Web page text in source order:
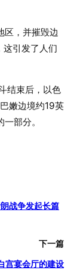
区，并摧毁边
引发了人们
结束后，以色
嫩边境约19英
部分。
战争发起长篇
下一篇
宫宴会厅的建设